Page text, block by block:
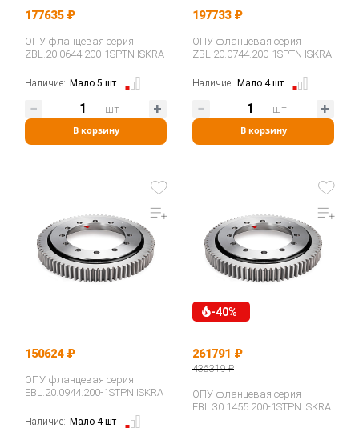
177635 ₽
ОПУ фланцевая серия
ZBL.20.0644.200-1SPTN ISKRA
Наличие: Мало 5 шт
В корзину
шт
197733 ₽
ОПУ фланцевая серия
ZBL.20.0744.200-1SPTN ISKRA
Наличие: Мало 4 шт
В корзину
шт
150624 ₽
ОПУ фланцевая серия
EBL.20.0944.200-1STPN ISKRA
Наличие: Мало 4 шт
-40%
261791 ₽
436319 ₽
ОПУ фланцевая серия
EBL.30.1455.200-1STPN ISKRA